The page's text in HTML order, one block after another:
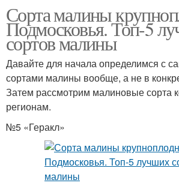
Сорта малины
Подмосковья. Топ-5
сортов малины
Давайте для начала определимся с
сортами малины вообще, а не в
Затем рассмотрим малиновые сорта
регионам.
№5 «Геракл»